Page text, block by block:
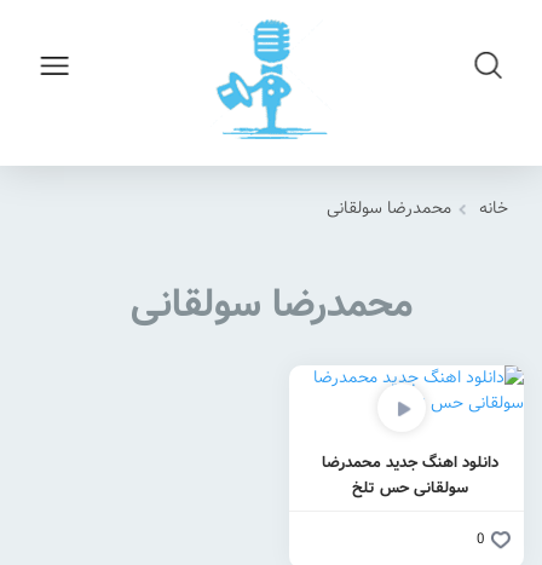
خانه محمدرضا سولقانی
محمدرضا سولقانی
دانلود اهنگ جدید محمدرضا
سولقانی حس تلخ
0